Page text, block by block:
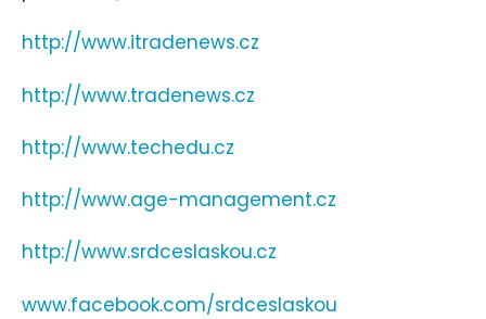
http://www.itradenews.cz
http://www.tradenews.cz
http://www.techedu.cz
http://www.age-management.cz
http://www.srdceslaskou.cz
www.facebook.com/srdceslaskou